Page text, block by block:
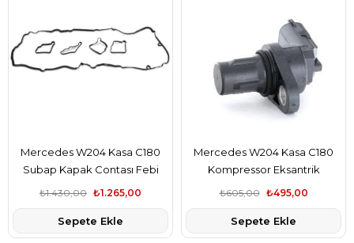
Mercedes W204 Kasa C180
Subap Kapak Contası Febi
Marka A2710160921
₺1.265,00
₺1.430,00
Sepete Ekle
Mercedes W204 Kasa C180
Kompressor Eksantrik
Pozisyon Sensörü Bsg Marka
₺495,00
₺605,00
Sepete Ekle